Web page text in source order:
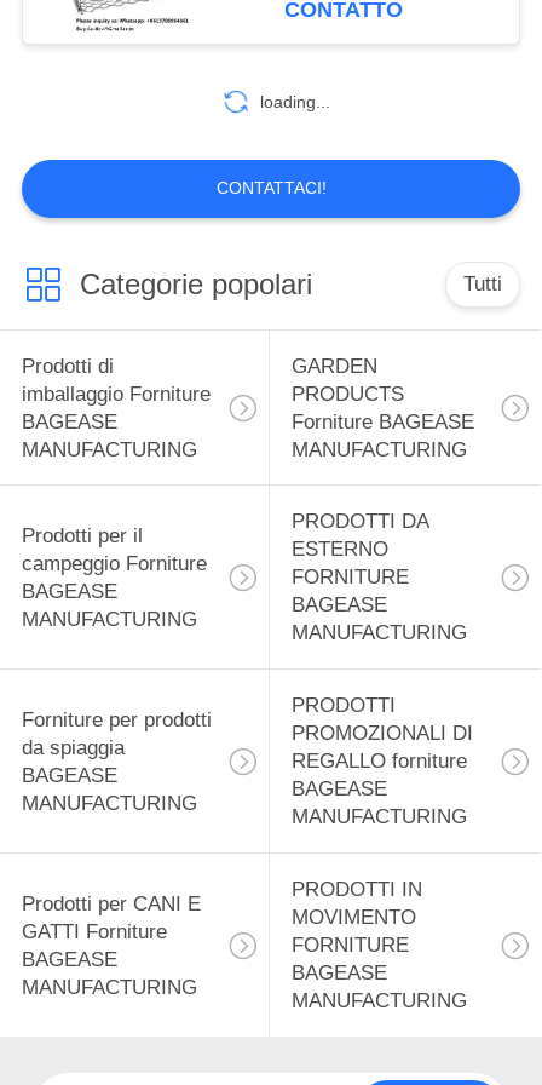
MANUFACTURING
Prodotti sportivi
MANUFACTURING
59
SPA SALON
Prodotti forniture
BAGEASE
MANUFACTURING
12
Prodotti di
distribuzione
alimentare forniture
BAGEASE
MANUFACTURING
cancelleria Forniture
BAGEASE
MANUFACTURING
Fencing
CONTATTO
loading...
CONTATTACI!
Categorie popolari Tutti
Prodotti di
imballaggio Forniture
BAGEASE
MANUFACTURING
GARDEN
PRODUCTS
Forniture BAGEASE
MANUFACTURING
Prodotti per il
campeggio Forniture
BAGEASE
MANUFACTURING
PRODOTTI DA
ESTERNO
FORNITURE
BAGEASE
MANUFACTURING
Forniture per prodotti
da spiaggia
BAGEASE
MANUFACTURING
PRODOTTI
PROMOZIONALI DI
REGALLO forniture
BAGEASE
MANUFACTURING
Prodotti per CANI E
GATTI Forniture
BAGEASE
MANUFACTURING
PRODOTTI IN
MOVIMENTO
FORNITURE
BAGEASE
MANUFACTURING